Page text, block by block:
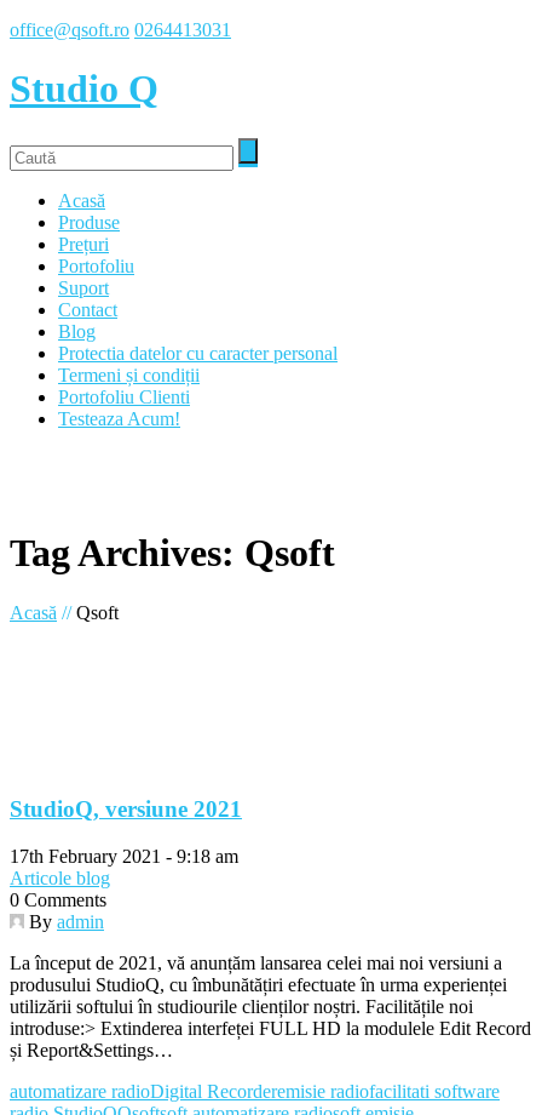
office@qsoft.ro 0264413031
Studio Q
Acasă
Produse
Prețuri
Portofoliu
Suport
Contact
Blog
Protectia datelor cu caracter personal
Termeni și condiții
Portofoliu Clienti
Testeaza Acum!
Tag Archives: Qsoft
Acasă //Qsoft
StudioQ, versiune 2021
17th February 2021 - 9:18 am
Articole blog
0 Comments
By admin
La început de 2021, vă anunțăm lansarea celei mai noi versiuni a
produsului StudioQ, cu îmbunătățiri efectuate în urma experienței
utilizării softului în studiourile clienților noștri. Facilitățile noi
introduse:> Extinderea interfeței FULL HD la modulele Edit Record
și Report&Settings…
automatizare radioDigital Recorderemisie radiofacilitati software